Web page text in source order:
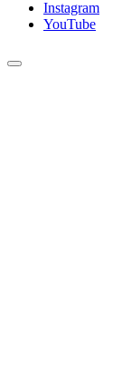
Instagram
YouTube